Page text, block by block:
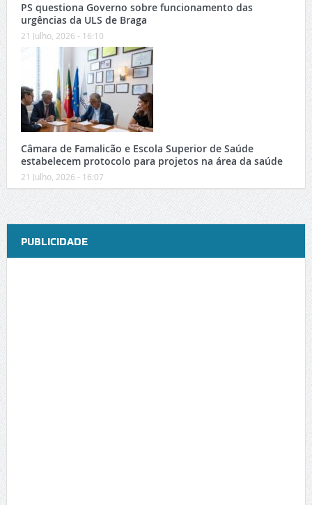
PS questiona Governo sobre funcionamento das
urgências da ULS de Braga
21 Julho, 2026 - 16:10
Câmara de Famalicão e Escola Superior de Saúde
estabelecem protocolo para projetos na área da saúde
21 Julho, 2026 - 16:07
PUBLICIDADE